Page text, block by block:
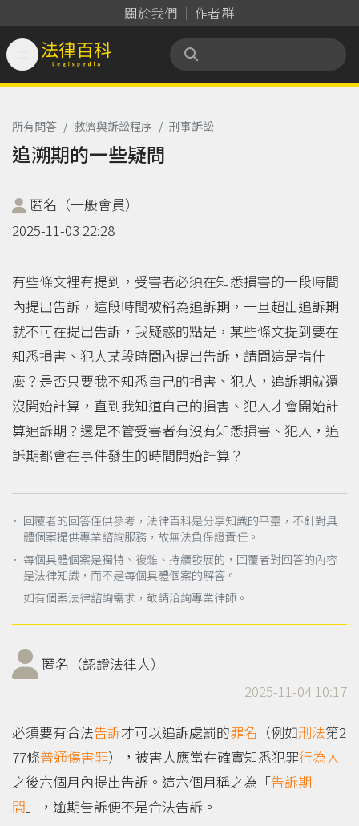
關於我們 作者群
法律百科 Legispedia
所有問答 / 救濟與訴訟程序 / 刑事訴訟
追溯期的一些疑問
匿名（一般會員）
2025-11-03 22:28
有些條文裡有提到，受害者必須在知悉損害的一段時間
內提出告訴，這段時間被稱為追訴期，一旦超出追訴期
就不可在提出告訴，我疑惑的點是，某些條文提到要在
知悉損害、犯人某段時間內提出告訴，請問這是指什
麼？是否只要我不知悉自己的損害、犯人，追訴期就還
沒開始計算，直到我知道自己的損害、犯人才會開始計
算追訴期？還是不管受害者有沒有知悉損害、犯人，追
訴期都會在事件發生的時間開始計算？
． 回覆者的回答僅供參考，法律百科是分享知識的平臺，不針對具
體個案提供專業諮詢服務，故無法負保證責任。
． 每個具體個案是獨特、複雜、持續發展的，回覆者對回答的內容
是法律知識，而不是每個具體個案的解答。
如有個案法律諮詢需求，敬請洽詢專業律師。
匿名（認證法律人）
2025-11-04 10:17
必須要有合法告訴才可以追訴處罰的罪名 （例如刑法第2
77條普通傷害罪），被害人應當在確實知悉犯罪行為人
之後六個月內提出告訴。這六個月稱之為「告訴期
間 」，逾期告訴便不是合法告訴。